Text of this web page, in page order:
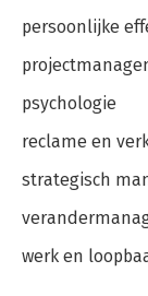
persoonlijke
psychologie
reclame en
strategisch
werk en